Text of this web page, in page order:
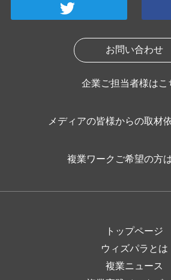
お問い合わせ
企業ご担当者様はこ
メディアの皆様からの取材
複業ワークご希望の方
トップページ
ウィズパラとは
複業ニュース